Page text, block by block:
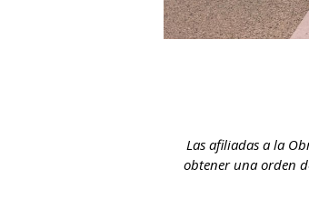
Las afiliadas a la
obtener una orden